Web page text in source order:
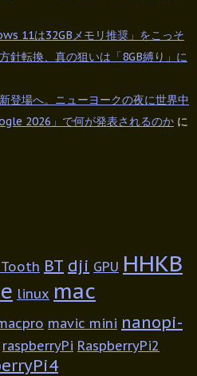
11は32GBメモリ推奨」をこっそ
針転換、真の狙いは「8GB縛り」に
登場へ。ニューヨークの夜に世界中
2026」で何が発表されるのか に
BT dji GPU HHKB
linux mac
mavic mini nanopi-
raspberryPi RaspberryPi2